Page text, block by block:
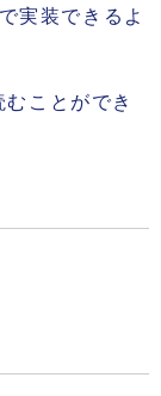
実装できるよ
ことができ